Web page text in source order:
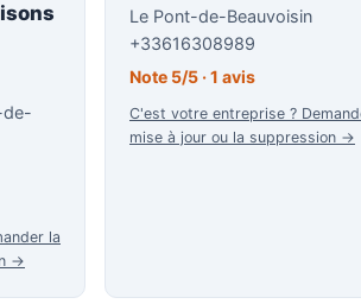
de-
la
→
Le Pont-de-Beauvoisin
+33616308989
Note 5/5 · 1 avis
C'est votre entreprise ?
mise à jour ou la suppression →